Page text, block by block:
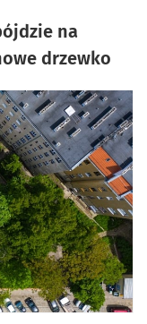
na
drzewko